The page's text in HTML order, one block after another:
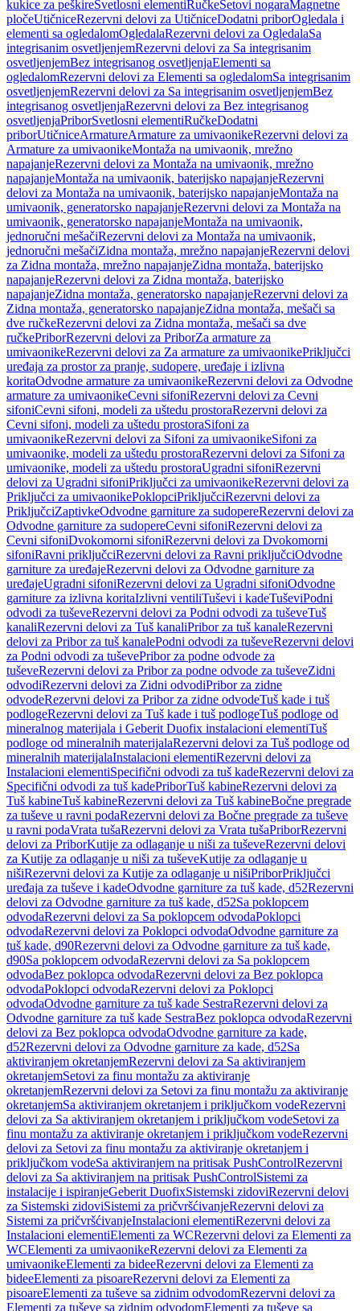
kukice za peškireSvetlosni elementiRučkeSetovi nogaraMagnetne
pločeUtičniceRezervni delovi za UtičniceDodatni priborOgledala i
elementi sa ogledalomOgledalaRezervni delovi za OgledalaSa
integrisanim osvetljenjemRezervni delovi za Sa integrisanim
osvetljenjemBez integrisanog osvetljenjaElementi sa
ogledalomRezervni delovi za Elementi sa ogledalomSa integrisanim
osvetljenjemRezervni delovi za Sa integrisanim osvetljenjemBez
integrisanog osvetljenjaRezervni delovi za Bez integrisanog
osvetljenjaPriborSvetlosni elementiRučkeDodatni
priborUtičniceArmatureArmature za umivaonikeRezervni delovi za
Armature za umivaonikeMontaža na umivaonik, mrežno
napajanjeRezervni delovi za Montaža na umivaonik, mrežno
napajanjeMontaža na umivaonik, baterijsko napajanjeRezervni
delovi za Montaža na umivaonik, baterijsko napajanjeMontaža na
umivaonik, generatorsko napajanjeRezervni delovi za Montaža na
umivaonik, generatorsko napajanjeMontaža na umivaonik,
jednoručni mešačiRezervni delovi za Montaža na umivaonik,
jednoručni mešačiZidna montaža, mrežno napajanjeRezervni delovi
za Zidna montaža, mrežno napajanjeZidna montaža, baterijsko
napajanjeRezervni delovi za Zidna montaža, baterijsko
napajanjeZidna montaža, generatorsko napajanjeRezervni delovi za
Zidna montaža, generatorsko napajanjeZidna montaža, mešači sa
dve ručkeRezervni delovi za Zidna montaža, mešači sa dve
ručkePriborRezervni delovi za PriborZa armature za
umivaonikeRezervni delovi za Za armature za umivaonikePriključci
uređaja za prostor za pranje, sudopere, uređaje i izlivna
koritaOdvodne armature za umivaonikeRezervni delovi za Odvodne
armature za umivaonikeCevni sifoniRezervni delovi za Cevni
sifoniCevni sifoni, modeli za uštedu prostoraRezervni delovi za
Cevni sifoni, modeli za uštedu prostoraSifoni za
umivaonikeRezervni delovi za Sifoni za umivaonikeSifoni za
umivaonike, modeli za uštedu prostoraRezervni delovi za Sifoni za
umivaonike, modeli za uštedu prostoraUgradni sifoniRezervni
delovi za Ugradni sifoniPriključci za umivaonikeRezervni delovi za
Priključci za umivaonikePoklopciPriključciRezervni delovi za
PriključciZaptivkeOdvodne garniture za sudopereRezervni delovi za
Odvodne garniture za sudopereCevni sifoniRezervni delovi za
Cevni sifoniDvokomorni sifoniRezervni delovi za Dvokomorni
sifoniRavni priključciRezervni delovi za Ravni priključciOdvodne
garniture za uređajeRezervni delovi za Odvodne garniture za
uređajeUgradni sifoniRezervni delovi za Ugradni sifoniOdvodne
garniture za izlivna koritaIzlivni ventiliTuševi i kadeTuševiPodni
odvodi za tuševeRezervni delovi za Podni odvodi za tuševeTuš
kanaliRezervni delovi za Tuš kanaliPribor za tuš kanaleRezervni
delovi za Pribor za tuš kanalePodni odvodi za tuševeRezervni delovi
za Podni odvodi za tuševePribor za podne odvode za
tuševeRezervni delovi za Pribor za podne odvode za tuševeZidni
odvodiRezervni delovi za Zidni odvodiPribor za zidne
odvodeRezervni delovi za Pribor za zidne odvodeTuš kade i tuš
podlogeRezervni delovi za Tuš kade i tuš podlogeTuš podloge od
mineralnog materijala i Geberit Duofix instalacioni elementiTuš
podloge od mineralnih materijalaRezervni delovi za Tuš podloge od
mineralnih materijalaInstalacioni elementiRezervni delovi za
Instalacioni elementiSpecifični odvodi za tuš kadeRezervni delovi za
Specifični odvodi za tuš kadePriborTuš kabineRezervni delovi za
Tuš kabineTuš kabineRezervni delovi za Tuš kabineBočne pregrade
za tuševe u ravni podaRezervni delovi za Bočne pregrade za tuševe
u ravni podaVrata tušaRezervni delovi za Vrata tušaPriborRezervni
delovi za PriborKutije za odlaganje u niši za tuševeRezervni delovi
za Kutije za odlaganje u niši za tuševeKutije za odlaganje u
nišiRezervni delovi za Kutije za odlaganje u nišiPriborPriključci
uređaja za tuševe i kadeOdvodne garniture za tuš kade, d52Rezervni
delovi za Odvodne garniture za tuš kade, d52Sa poklopcem
odvodaRezervni delovi za Sa poklopcem odvodaPoklopci
odvodaRezervni delovi za Poklopci odvodaOdvodne garniture za
tuš kade, d90Rezervni delovi za Odvodne garniture za tuš kade,
d90Sa poklopcem odvodaRezervni delovi za Sa poklopcem
odvodaBez poklopca odvodaRezervni delovi za Bez poklopca
odvodaPoklopci odvodaRezervni delovi za Poklopci
odvodaOdvodne garniture za tuš kade SestraRezervni delovi za
Odvodne garniture za tuš kade SestraBez poklopca odvodaRezervni
delovi za Bez poklopca odvodaOdvodne garniture za kade,
d52Rezervni delovi za Odvodne garniture za kade, d52Sa
aktiviranjem okretanjemRezervni delovi za Sa aktiviranjem
okretanjemSetovi za finu montažu za aktiviranje
okretanjemRezervni delovi za Setovi za finu montažu za aktiviranje
okretanjemSa aktiviranjem okretanjem i priključkom vodeRezervni
delovi za Sa aktiviranjem okretanjem i priključkom vodeSetovi za
finu montažu za aktiviranje okretanjem i priključkom vodeRezervni
delovi za Setovi za finu montažu za aktiviranje okretanjem i
priključkom vodeSa aktiviranjem na pritisak PushControlRezervni
delovi za Sa aktiviranjem na pritisak PushControlSistemi za
instalacije i ispiranjeGeberit DuofixSistemski zidoviRezervni delovi
za Sistemski zidoviSistemi za pričvršćivanjeRezervni delovi za
Sistemi za pričvršćivanjeInstalacioni elementiRezervni delovi za
Instalacioni elementiElementi za WCRezervni delovi za Elementi za
WCElementi za umivaonikeRezervni delovi za Elementi za
umivaonikeElementi za bideeRezervni delovi za Elementi za
bideeElementi za pisoareRezervni delovi za Elementi za
pisoareElementi za tuševe sa zidnim odvodomRezervni delovi za
Elementi za tuševe sa zidnim odvodomElementi za tuševe sa